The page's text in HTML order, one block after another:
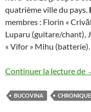
quatrième ville du pays.
membres : Florin «
Luparu (guitare/chant),
« Vifor » Mihu (batterie).
Continuer la lecture de
BUCOVINA CHRONIQUE